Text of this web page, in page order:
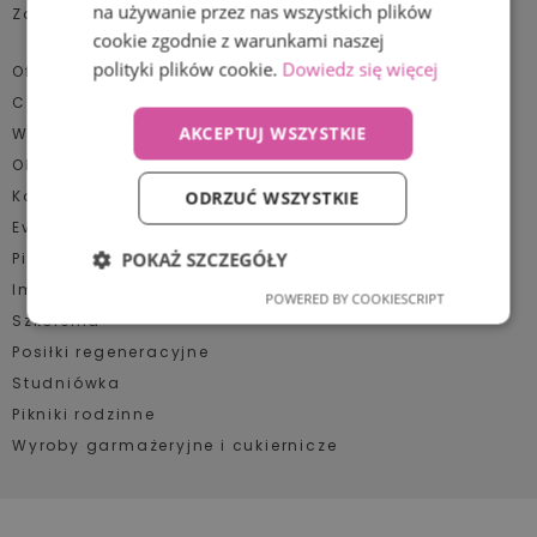
Kategorie
Bankiety, gale
Bez kategorii
Eventy plenerowe
Imprezy jubileuszowe
Zaufali nam
Oferta:
Catering
Wigilia firmowa
Obiady dla pracowników
Konferencje
Event plenerowy
Pikniki firmowe
Impreza jubileuszowa
Szkolenia
Posiłki regeneracyjne
Studniówka
Pikniki rodzinne
Wyroby garmażeryjne i cukiernicze
na używanie przez nas wszystkich plików
cookie zgodnie z warunkami naszej
polityki plików cookie. Dowiedz się więcej
AKCEPTUJ WSZYSTKIE
ODRZUĆ WSZYSTKIE
POKAŻ SZCZEGÓŁY
Wydajność
POWERED BY COOKIESCRIPT